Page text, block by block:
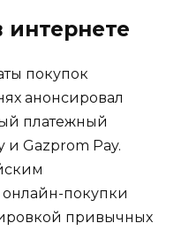
покупок
анонсировал
платежный
Gazprom Pay.
онлайн-покупки
привычных